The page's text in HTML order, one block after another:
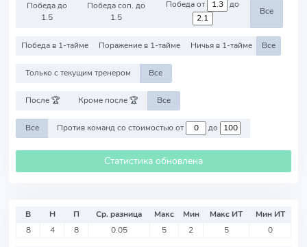
Победа до
1.5
Победа соп. до
1.5
Победа от до
Все
Победа в 1-тайме Поражение в 1-тайме Ничья в 1-тайме Все
Только с текущим тренером Все
После 🏆 Кроме после 🏆 Все
Все Против команд со стоимостью от до
Статистика обновлена
В Н П Ср. разница Макс Мин Макс ИТ
Мин ИТ
8
4 8 0.05 5 2 5 0